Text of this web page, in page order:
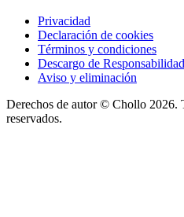
Privacidad
Declaración de cookies
Términos y condiciones
Descargo de Responsabilidad
Aviso y eliminación
Derechos de autor © Chollo 2026.
reservados.